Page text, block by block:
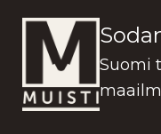
sisältöön
Suomi